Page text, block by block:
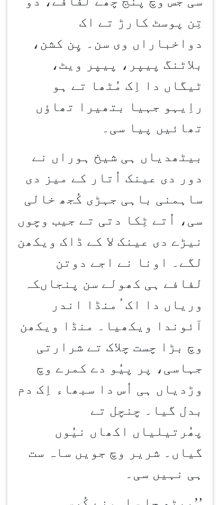
تِن پوسٹ کارڑ تے اک
دواخباراں وی سن۔ پِن کشن،
بلاٹنگ پیپر، پیپر ویٹ،
ٹیگاں دا اِک مُٹھا تے ہو
راِیہو جہیا بتھیرا تھاؤں
تھائیں پیا سی۔
بیٹھدیاں ہی شیخ ہوراں نے
دور دی عینک اُتار کے میز دی
ساہمنی باہی جہڑی کُجھ خالی
سی، اُتے ٹِکا دتی تے جیب وچوں
نیڑے دی عینک لا کے ڈاک ویکھن
لگے۔ اونا نے اجے دوتن
لفافے ہی کھولے سن پنجاںکہ
وریاں دا اک ُمنڈا اندر
آئوندا ویکھیا۔ منڈا ویکھن
وچ بڑا چست چلاک تے شرارتی
جہاسی، پر پیُو دے کمرے وچ
وڑدیاں ہی اُس دا سبھاء اِک دم
بدل گیا۔ چنچل تے
پھُرتیلیاں اکھاں نیُوں
گیاں۔ شریر وچ جویں ساہ ست
ہی نہیں سی۔